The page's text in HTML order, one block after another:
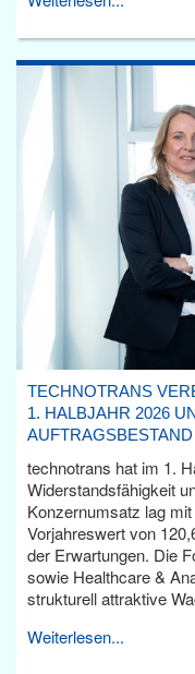
TECHNOTRANS
1. HALBJAHR 2026
technotrans hat im 1.
Widerstandsfähigkeit
Konzernumsatz lag
Vorjahreswert von
der Erwartungen. Die
sowie Healthcare &
strukturell attraktive
Weiterlesen...